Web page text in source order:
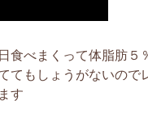
食べまくって体脂肪５
てもしょうがないので
す